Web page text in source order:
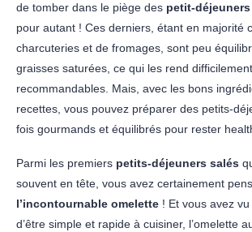
de tomber dans le piège des petit-
pour autant ! Ces derniers, étant en majorité
charcuteries et de fromages, sont peu
graisses saturées, ce qui les rend difficilement
recommandables. Mais, avec les bons
recettes, vous pouvez préparer des petits-
fois gourmands et équilibrés pour rester
Parmi les premiers petits-déjeuners salés
souvent en tête, vous avez certainement
l’incontournable omelette ! Et vous avez
d’être simple et rapide à cuisiner, l’omelette